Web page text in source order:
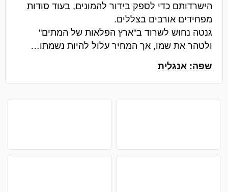
הישרדותם כדי לספק בידור להמונים, בעוד סודות
מפחידים אורבים בצללים.
גנטה נחוש לשרוד ב"ארץ הפלאות של המתים"
ולטהר את שמו, אך המחיר עלול להיות נשמתו…
שפה: אנגלית